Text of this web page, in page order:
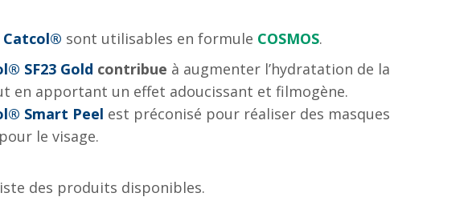
Catcol® sont utilisables en formule COSMOS.
SF23 Gold contribue à augmenter l’hydratation de la
en apportant un effet adoucissant et filmogène.
Smart Peel est préconisé pour réaliser des masques
le visage.
des produits disponibles.